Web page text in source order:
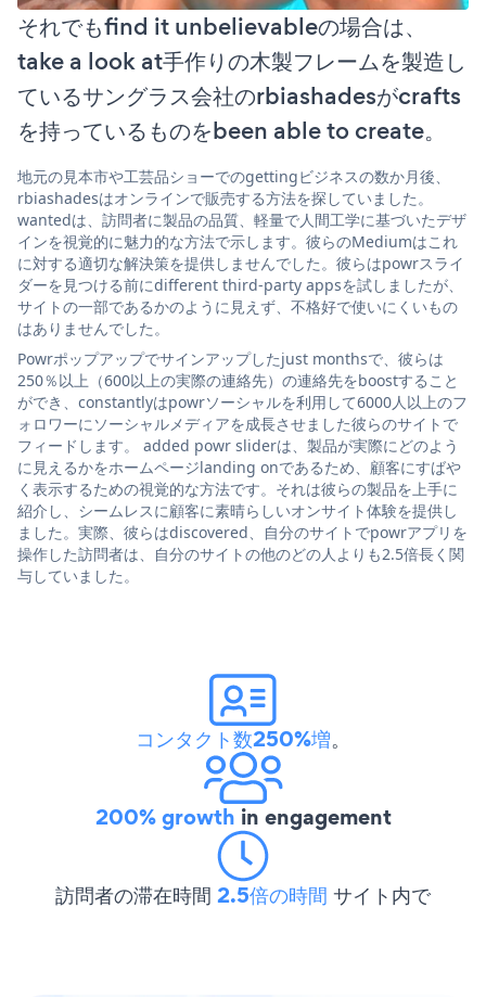
それでもfind it unbelievableの場合は、
take a look at手作りの木製フレームを製造し
ているサングラス会社のrbiashadesがcrafts
を持っているものをbeen able to create。
地元の見本市や工芸品ショーでのgettingビジネスの数か月後、
rbiashadesはオンラインで販売する方法を探していました。
wantedは、訪問者に製品の品質、軽量で人間工学に基づいたデザ
インを視覚的に魅力的な方法で示します。彼らのMediumはこれ
に対する適切な解決策を提供しませんでした。彼らはpowrスライ
ダーを見つける前にdifferent third-party appsを試しましたが、
サイトの一部であるかのように見えず、不格好で使いにくいもの
はありませんでした。
Powrポップアップでサインアップしたjust monthsで、彼らは
250％以上（600以上の実際の連絡先）の連絡先をboostすること
ができ、constantlyはpowrソーシャルを利用して6000人以上のフ
ォロワーにソーシャルメディアを成長させました彼らのサイトで
フィードします。 added powr sliderは、製品が実際にどのよう
に見えるかをホームページlanding onであるため、顧客にすばや
く表示するための視覚的な方法です。それは彼らの製品を上手に
紹介し、シームレスに顧客に素晴らしいオンサイト体験を提供し
ました。実際、彼らはdiscovered、自分のサイトでpowrアプリを
操作した訪問者は、自分のサイトの他のどの人よりも2.5倍長く関
与していました。
コンタクト数250%増。
200% growth in engagement
訪問者の滞在時間 2.5倍の時間 サイト内で